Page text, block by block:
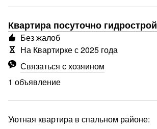
Квартира посуточно гидрострой
Связаться с хозяином
1 объявление
Без жалоб
На Квартирке с 2025 года
Уютная квартира в спальном районе: